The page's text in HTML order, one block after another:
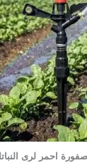
احمر لرى